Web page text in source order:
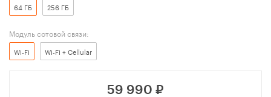
64 ГБ 256 ГБ
Модуль сотовой связи:
Wi-Fi Wi-Fi + Cellular
59 990 ₽